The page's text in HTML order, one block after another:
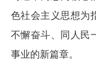
色社会主义思想为
不懈奋斗、同人民
事业的新篇章。